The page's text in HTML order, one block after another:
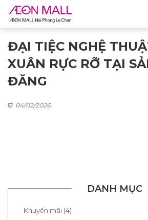
ĐẠI TIỆC NGHỆ
XUÂN RỰC RỠ TẠI
ĐĂNG​
04/02/2026
DANH MỤC
Khuyến mãi (4)